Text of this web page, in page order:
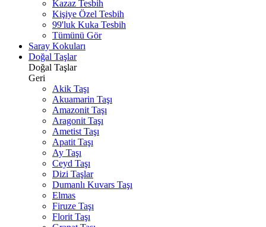
Kazaz Tesbih
Kişiye Özel Tesbih
99'luk Kuka Tesbih
Tümünü Gör
Saray Kokuları
Doğal Taşlar
Doğal Taşlar
Geri
Akik Taşı
Akuamarin Taşı
Amazonit Taşı
Aragonit Taşı
Ametist Taşı
Apatit Taşı
Ay Taşı
Ceyd Taşı
Dizi Taşlar
Dumanlı Kuvars Taşı
Elmas
Firuze Taşı
Florit Taşı